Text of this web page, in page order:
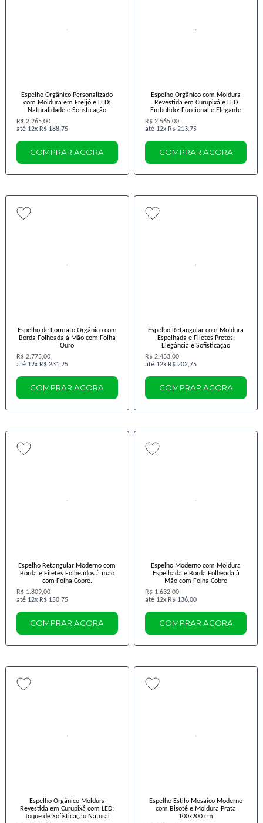
Espelho Orgânico Personalizado
com Moldura em Freijó e LED:
Naturalidade e Sofisticação
R$ 2.265,00
12x R$ 188,75
COMPRAR AGORA
Espelho Orgânico com Moldura
Revestida em Curupixá e LED
Embutido: Funcional e Elegante
R$ 2.565,00
12x R$ 213,75
COMPRAR AGORA
Espelho de Formato Orgânico com
Borda Folheada à Mão com Folha
Ouro
R$ 2.775,00
12x R$ 231,25
COMPRAR AGORA
Espelho Retangular com Moldura
Espelhada e Filetes Pretos:
Elegância e Sofisticação
R$ 2.433,00
12x R$ 202,75
COMPRAR AGORA
Espelho Retangular Moderno com
Borda e Filetes Folheados à mão
com Folha Cobre.
R$ 1.809,00
12x R$ 150,75
COMPRAR AGORA
Espelho Moderno com Moldura
Espelhada e Borda Folheada à
Mão com Folha Cobre
R$ 1.632,00
12x R$ 136,00
COMPRAR AGORA
Espelho Orgânico Moldura
Revestida em Curupixá com LED:
Toque de Sofisticação Natural
Espelho Estilo Mosaico Moderno
com Bisotê e Moldura Prata
100x200 cm